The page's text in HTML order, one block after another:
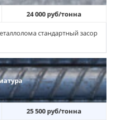
24 000 руб/тонна
стандартный засор
25 500 руб/тонна